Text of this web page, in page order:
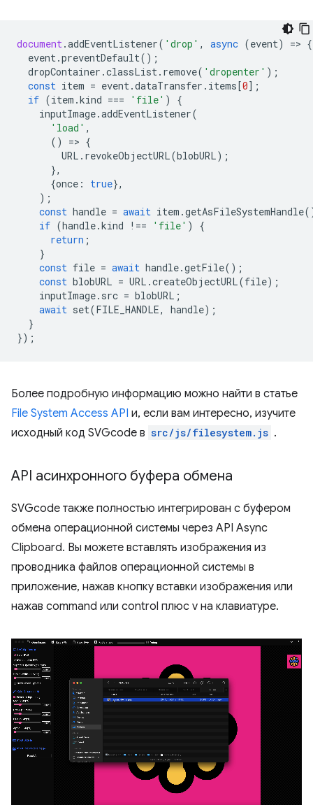
document .addEventListener( 'drop' , async (event) => {
event .preventDefault();
dropContainer .classList . remove( 'dropenter' );
const item = event .dataTransfer . items[0];
if (item .kind === 'file' )
{
inputImage.addEventListener(
'load' ,
()
=> {
URL . revokeObjectURL(blobURL);
},
{once : true},
);
const handle = await item .getAsFileSystemHandle
if (handle.kind !== 'file' )
{
return ;
}
const file = await handle.getFile();
const blobURL = URL .createObjectURL(file);
inputImage. src = blobURL ;
await set(FILE_HANDLE, handle);
}
});
Более подробную информацию можно найти в статье
File System Access API и, если вам интересно, изучите
исходный код SVGcode в src/js/filesystem.js .
API асинхронного буфера обмена
SVGcode также полностью интегрирован с буфером
обмена операционной системы через API Async
Clipboard. Вы можете вставлять изображения из
проводника файлов операционной системы в
приложение, нажав кнопку вставки изображения или
нажав command или control плюс v на клавиатуре.